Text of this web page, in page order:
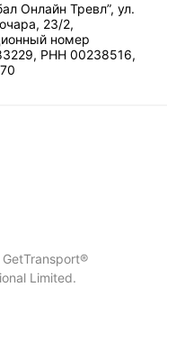
Онлайн Тревл”, ул.
23/2,
номер
РНН 00238516,
Limited.